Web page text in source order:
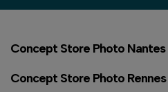
Concept Store Photo Nantes
Concept Store Photo Rennes